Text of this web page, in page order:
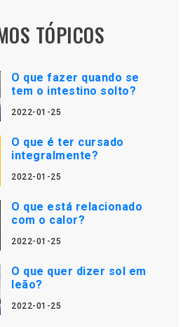
TÓPICOS
O que fazer quando se
tem o intestino solto?
2022-01-25
O que é ter cursado
integralmente?
2022-01-25
O que está relacionado
com o calor?
2022-01-25
O que quer dizer sol em
leão?
2022-01-25